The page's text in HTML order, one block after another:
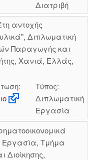
Διατριβή
αντοχής
Διπλωματική
Παραγωγής και
Χανιά, Ελλάς,
Τύπος:
Διπλωματική
Εργασία
Τμήμα